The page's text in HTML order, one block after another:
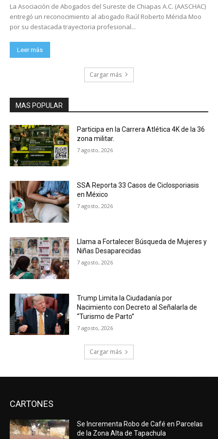
La Asociación de Abogados del Sureste de Chiapas A.C. (AASCHAC)
entregó un reconocimiento al abogado Raúl Roberto Mérida Moo
por su destacada trayectoria profesional...
Leer más
Cargar más
MAS POPULAR
Participa en la Carrera Atlética 4K de la 36
zona militar.
7 agosto, 2026
SSA Reporta 33 Casos de Ciclosporiasis
en México
7 agosto, 2026
Llama a Fortalecer Búsqueda de Mujeres y
Niñas Desaparecidas
7 agosto, 2026
Trump Limita la Ciudadanía por
Nacimiento con Decreto al Señalarla de
“Turismo de Parto”
7 agosto, 2026
Cargar más
CARTONES
Se Incrementa Robo de Café en Parcelas
de la Zona Alta de Tapachula